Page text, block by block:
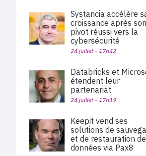
Systancia accélère
croissance après son
pivot réussi vers la
cybersécurité
24 juillet - 17h42
Databricks et
étendent leur
partenariat
24 juillet - 17h19
Keepit vend ses
solutions de
et de restauration
données via Pax8